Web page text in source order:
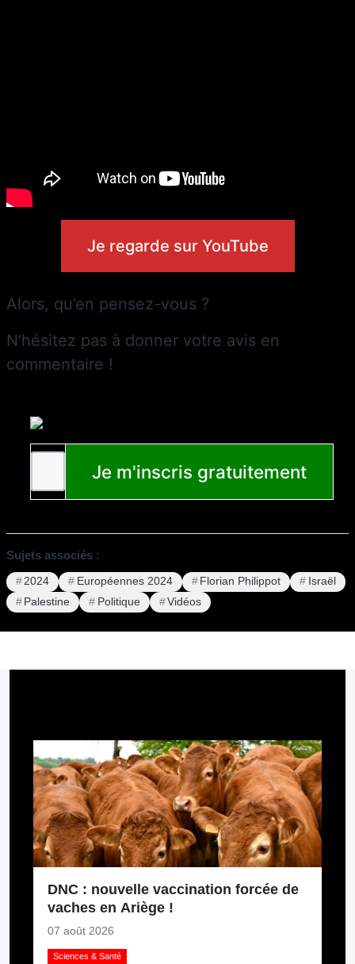
Je regarde sur YouTube
Alors, qu’en pensez-vous ?
N’hésitez pas à donner votre avis en
commentaire !
Sujets associés :
2024 Européennes 2024 Florian Philippot
Israël
Palestine
Politique Vidéos
DNC : nouvelle vaccination forcée de
vaches en Ariège !
07 août 2026
Sciences & Santé